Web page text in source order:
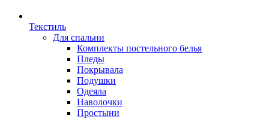
Текстиль
Для спальни
Комплекты постельного белья
Пледы
Покрывала
Подушки
Одеяла
Наволочки
Простыни